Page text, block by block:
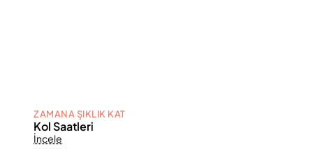
ZAMANA ŞIKLIK KAT
Kol Saatleri
İncele